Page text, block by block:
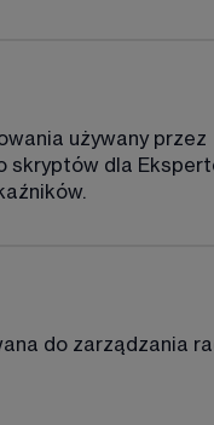
używany przez
skryptów dla
do zarządzania